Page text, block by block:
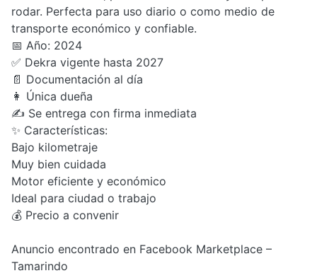
rodar. Perfecta para uso diario o como medio de
transporte económico y confiable.
📅 Año: 2024
✅ Dekra vigente hasta 2027
📄 Documentación al día
👩 Única dueña
✍️ Se entrega con firma inmediata
✨ Características:
Bajo kilometraje
Muy bien cuidada
Motor eficiente y económico
Ideal para ciudad o trabajo
💰 Precio a convenir
Anuncio encontrado en Facebook Marketplace –
Tamarindo